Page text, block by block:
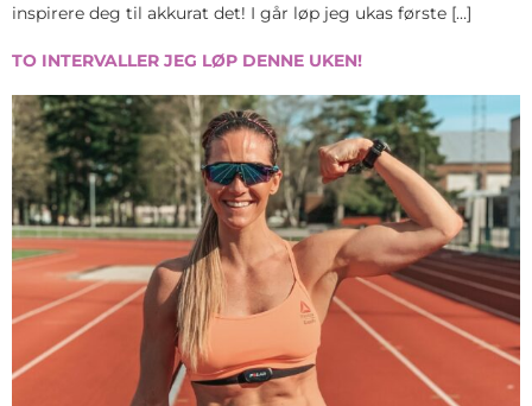
inspirere deg til akkurat det! I går løp jeg ukas første […]
TO INTERVALLER JEG LØP DENNE UKEN!